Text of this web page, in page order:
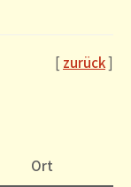
[ zurück]
Ort